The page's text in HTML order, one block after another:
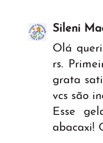
Sileni
Olá
rs.
grata
vcs são
Esse
abacaxi!